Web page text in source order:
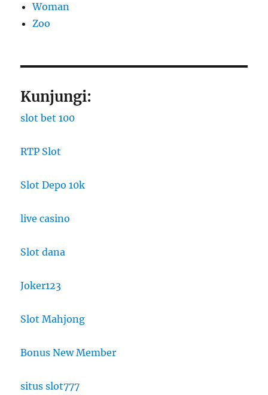
Woman
Zoo
Kunjungi:
slot bet 100
RTP Slot
Slot Depo 10k
live casino
Slot dana
Joker123
Slot Mahjong
Bonus New Member
situs slot777